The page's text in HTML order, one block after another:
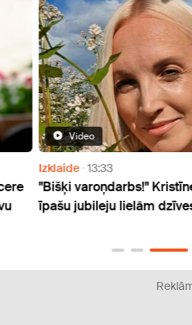
Video
Izklaide 13:33
"Bišķi varoņdarbs!"
īpašu jubileju lielām